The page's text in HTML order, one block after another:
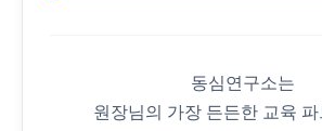
동심연구소는
원장님의 가장 든든한 교육